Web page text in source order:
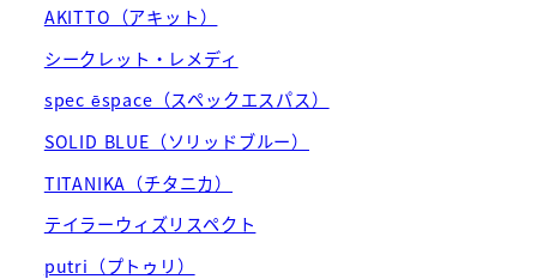
AKITTO（アキット）
シークレット・レメディ
spec ēspace（スペックエスパス）
SOLID BLUE（ソリッドブルー）
TITANIKA（チタニカ）
テイラーウィズリスペクト
putri（プトゥリ）